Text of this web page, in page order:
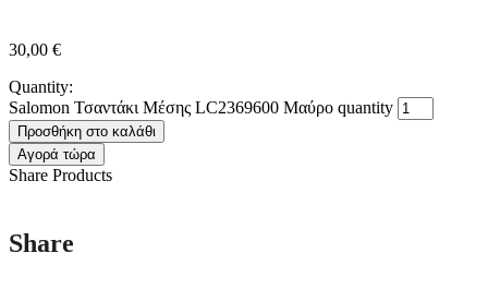
30,00 €
Quantity:
Salomon Τσαντάκι Μέσης LC2369600 Μαύρο quantity
Προσθήκη στο καλάθι
Αγορά τώρα
Share Products
Share